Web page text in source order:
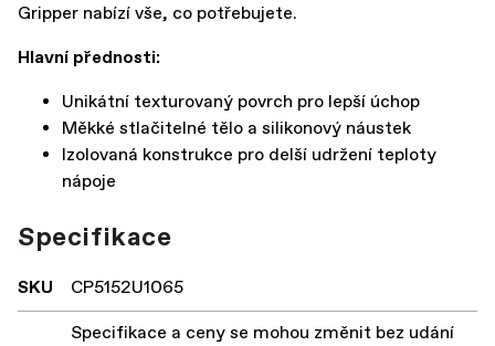
Gripper nabízí vše, co potřebujete.
Hlavní přednosti:
Unikátní texturovaný povrch pro lepší úchop
Měkké stlačitelné tělo a silikonový náustek
Izolovaná konstrukce pro delší udržení teploty
nápoje
Specifikace
SKU CP5152U1065
Specifikace a ceny se mohou změnit bez udání